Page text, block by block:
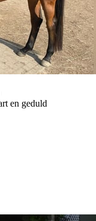
en geduld